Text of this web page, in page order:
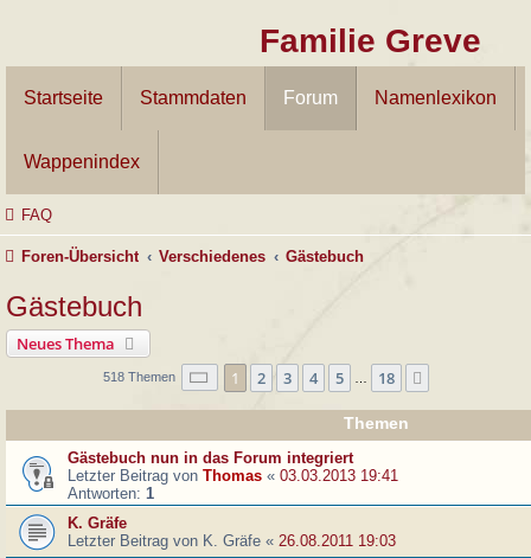
Familie Greve
Startseite Stammdaten Forum Namenlexikon
Wappenindex
FAQ
Foren-Übersicht Verschiedenes Gästebuch
Gästebuch
Neues Thema
518 Themen Seite 1von 18
1 2 3 4 5 18
Themen
Gästebuch nun in das Forum integriert
Letzter Beitrag von Thomas « 03.03.2013 19:41
Antworten: 1
K. Gräfe
Letzter Beitrag von K. Gräfe « 26.08.2011 19:03